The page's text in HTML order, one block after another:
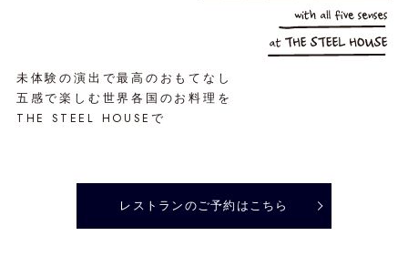
未体験の演出で最高のおもてなし
五感で楽しむ世界各国のお料理を
THE STEEL HOUSEで
レストランのご予約はこちら